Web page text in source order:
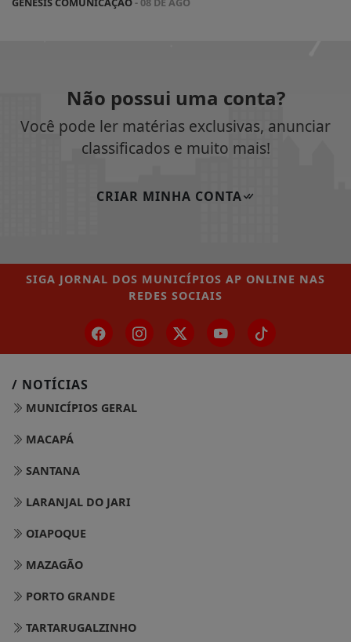
Não possui uma conta?
Você pode ler matérias exclusivas, anunciar
classificados e muito mais!
CRIAR MINHA CONTA
SIGA JORNAL DOS MUNICÍPIOS AP ONLINE NAS
REDES SOCIAIS
/ NOTÍCIAS
MUNICÍPIOS GERAL
MACAPÁ
SANTANA
LARANJAL DO JARI
OIAPOQUE
MAZAGÃO
PORTO GRANDE
TARTARUGALZINHO